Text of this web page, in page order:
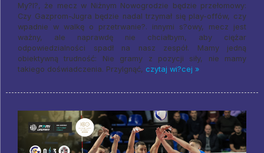
My?l?, że mecz w Niżnym Nowogrodzie będzie przełomowy:
Czy Gazprom-Jugra będzie nadal trzymał się play-offów, czy
wpadnie w walkę o przetrwanie?. innymi s?owy, mecz jest
ważny, ale naprawdę nie chciałbym, aby ciężar
odpowiedzialności spadł na nasz zespół. Mamy jedną
obiektywną trudność: Nie gramy z pozycji siły, nie mamy
takiego doświadczenia. Przylgnąć, czytaj wi?cej »